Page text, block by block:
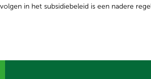
volgen in het subsidiebeleid is een nadere